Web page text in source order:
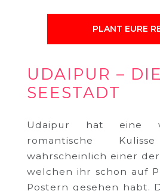
PLANT EURE
UDAIPUR – DIE
SEESTADT
Udaipur hat eine
romantische
wahrscheinlich einer
welchen ihr schon auf
Postern gesehen habt.